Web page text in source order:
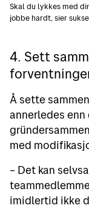
Skal du lykkes med
jobbe hardt, sier
4. Sett
Å sette
annerledes
med
– Det kan
imidlertid ikke